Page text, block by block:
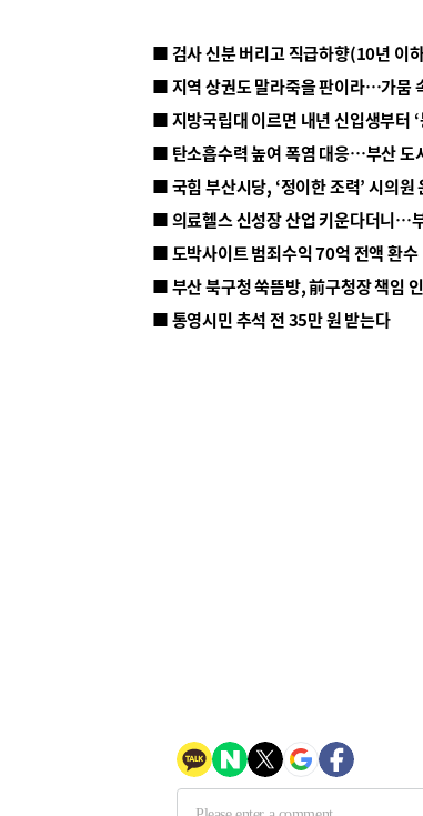
■ 지방국립대 이르면 내년 신입생부터
■ 탄소흡수력 높여 폭염 대응…부산 도
■ 의료헬스 신성장 산업 키운다더니…
■ 도박사이트 범죄수익 70억 전액 환수
■ 부산 북구청 쑥뜸방, 前구청장 책임
■ 통영시민 추석 전 35만 원 받는다